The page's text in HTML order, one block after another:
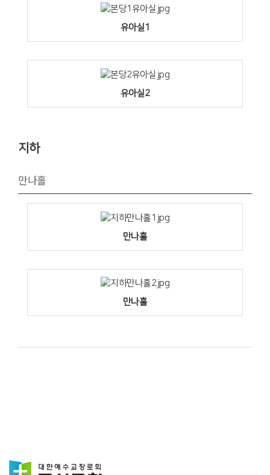
유아실1
유아실2
지하
만나홀
만나홀
만나홀